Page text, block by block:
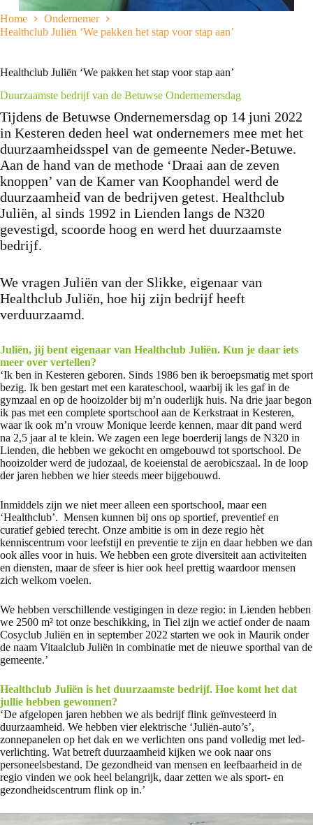
Home
Ondernemer
Healthclub Juliën ‘We pakken het stap voor stap aan’
Healthclub Juliën ‘We pakken het stap voor stap aan’
Duurzaamste bedrijf van de Betuwse Ondernemersdag
Tijdens de Betuwse Ondernemersdag op 14 juni 2022
in Kesteren deden heel wat ondernemers mee met het
duurzaamheidsspel van de gemeente Neder-Betuwe.
Aan de hand van de methode ‘Draai aan de zeven
knoppen’ van de Kamer van Koophandel werd de
duurzaamheid van de bedrijven getest. Healthclub
Juliën, al sinds 1992 in Lienden langs de N320
gevestigd, scoorde hoog en werd het duurzaamste
bedrijf.
We vragen Juliën van der Slikke, eigenaar van
Healthclub Juliën, hoe hij zijn bedrijf heeft
verduurzaamd.
Juliën, jij bent eigenaar van Healthclub Juliën. Kun je daar iets
meer over vertellen?
‘Ik ben in Kesteren geboren. Sinds 1986 ben ik beroepsmatig met sport
bezig. Ik ben gestart met een karateschool, waarbij ik les gaf in de
gymzaal en op de hooizolder bij m’n ouderlijk huis. Na drie jaar begon
ik pas met een complete sportschool aan de Kerkstraat in Kesteren,
waar ik ook m’n vrouw Monique leerde kennen, maar dit pand werd
na 2,5 jaar al te klein. We zagen een lege boerderij langs de N320 in
Lienden, die hebben we gekocht en omgebouwd tot sportschool. De
hooizolder werd de judozaal, de koeienstal de aerobicszaal. In de loop
der jaren hebben we hier steeds meer bijgebouwd.
Inmiddels zijn we niet meer alleen een sportschool, maar een
‘Healthclub’. Mensen kunnen bij ons op sportief, preventief en
curatief gebied terecht. Onze ambitie is om in deze regio hèt
kenniscentrum voor leefstijl en preventie te zijn en daar hebben we dan
ook alles voor in huis. We hebben een grote diversiteit aan activiteiten
en diensten, maar de sfeer is hier ook heel prettig waardoor mensen
zich welkom voelen.
We hebben verschillende vestigingen in deze regio: in Lienden hebben
we 2500 m² tot onze beschikking, in Tiel zijn we actief onder de naam
Cosyclub Juliën en in september 2022 starten we ook in Maurik onder
de naam Vitaalclub Juliën in combinatie met de nieuwe sporthal van de
gemeente.’
Healthclub Juliën is het duurzaamste bedrijf. Hoe komt het dat
jullie hebben gewonnen?
‘De afgelopen jaren hebben we als bedrijf flink geïnvesteerd in
duurzaamheid. We hebben vier elektrische ‘Juliën-auto’s’,
zonnepanelen op het dak en we verlichten ons pand volledig met led-
verlichting. Wat betreft duurzaamheid kijken we ook naar ons
personeelsbestand. De gezondheid van mensen en leefbaarheid in de
regio vinden we ook heel belangrijk, daar zetten we als sport- en
gezondheidscentrum flink op in.’